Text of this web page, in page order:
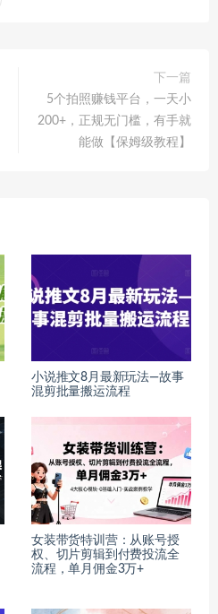
下一篇
5个拍照赚钱平台，一天小
200+，正规无门槛，有手就
能做【保姆级教程】
小说推文8月最新玩法—故事
混剪批量搬运流程
女装带货特训营：从账号授
权、切片剪辑到付费投流全
流程，单月佣金3万+